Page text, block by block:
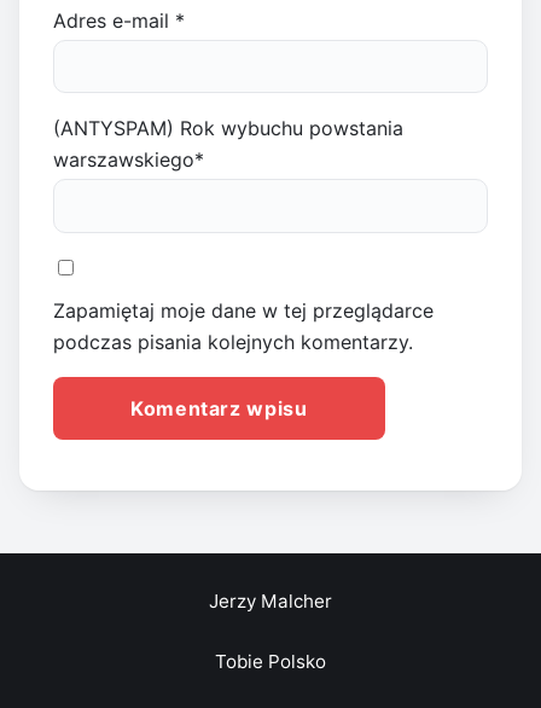
Adres e-mail *
(ANTYSPAM) Rok wybuchu powstania
warszawskiego*
Zapamiętaj moje dane w tej przeglądarce
podczas pisania kolejnych komentarzy.
Jerzy Malcher
Tobie Polsko